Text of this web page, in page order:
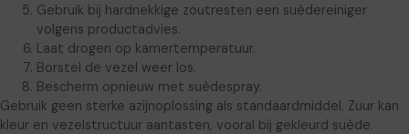
Gebruik bij hardnekkige zoutresten een suèdereiniger
volgens productadvies.
Laat drogen op kamertemperatuur.
Borstel de vezel weer los.
Bescherm opnieuw met suèdespray.
Gebruik geen sterke azijnoplossing als standaardmiddel. Zuur kan
kleur en vezelstructuur aantasten, vooral bij gekleurd suède.